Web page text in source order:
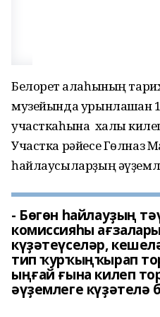
Белорет ҡалаһының
музейында урынлашҡан
участкаһына халыҡ
Участка рәйесе Гѳлназ
һайлаусыларҙың
- Бѳгѳн һайлауҙың
комиссияһы
күҙәтеүселәр,
тип ҡурҡыңҡырап
ыңғай ғына килеп
әүҙемлеге күҙәтелә